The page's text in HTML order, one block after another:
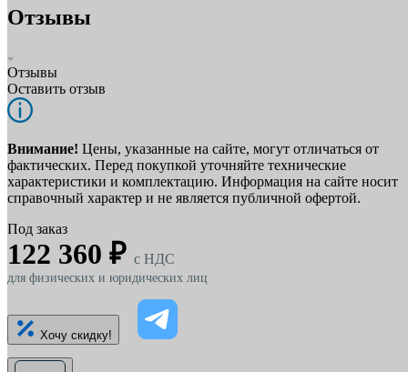
Отзывы
Отзывы
Оставить отзыв
Внимание! Цены, указанные на сайте, могут отличаться от
фактических. Перед покупкой уточняйте технические
характеристики и комплектацию. Информация на сайте носит
справочный характер и не является публичной офертой.
Под заказ
122 360 ₽ c НДС
для физических и юридических лиц
Хочу скидку!